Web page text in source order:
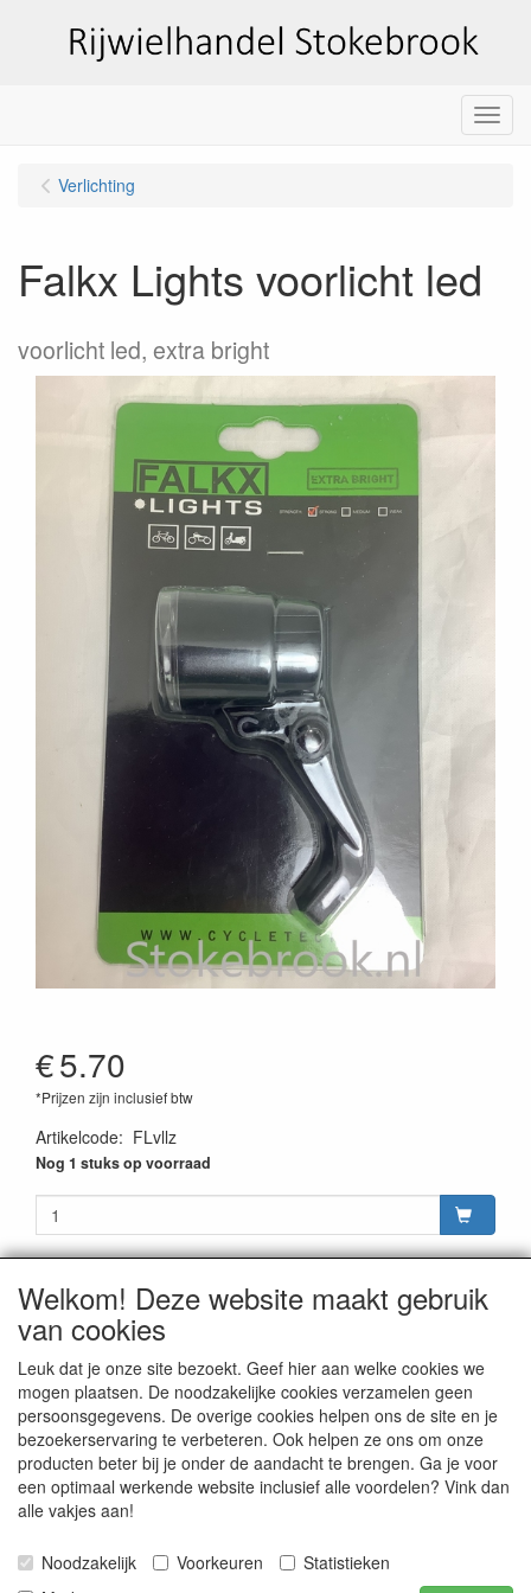
Menu
Verlichting
Falkx Lights voorlicht led
voorlicht led, extra bright
€5.70
*Prijzen zijn inclusief btw
Artikelcode: FLvllz
Nog 1 stuks op voorraad
CONTACTGEGEVENS
Rijwielhandel Stokebrook
Stadsweg 27
9917 PV Wirdum (Gn.)
E-mail: stokebrook@xs4all.nl
Telefoon: 0596 - 571646
Publicatie van inhoud van deze website is, in alle vormen,
Welkom! Deze website maakt gebruik
van cookies
Leuk dat je onze site bezoekt. Geef hier aan welke cookies we
mogen plaatsen. De noodzakelijke cookies verzamelen geen
persoonsgegevens. De overige cookies helpen ons de site en je
bezoekerservaring te verbeteren. Ook helpen ze ons om onze
producten beter bij je onder de aandacht te brengen. Ga je voor
een optimaal werkende website inclusief alle voordelen? Vink dan
alle vakjes aan!
Noodzakelijk Voorkeuren
Statistieken